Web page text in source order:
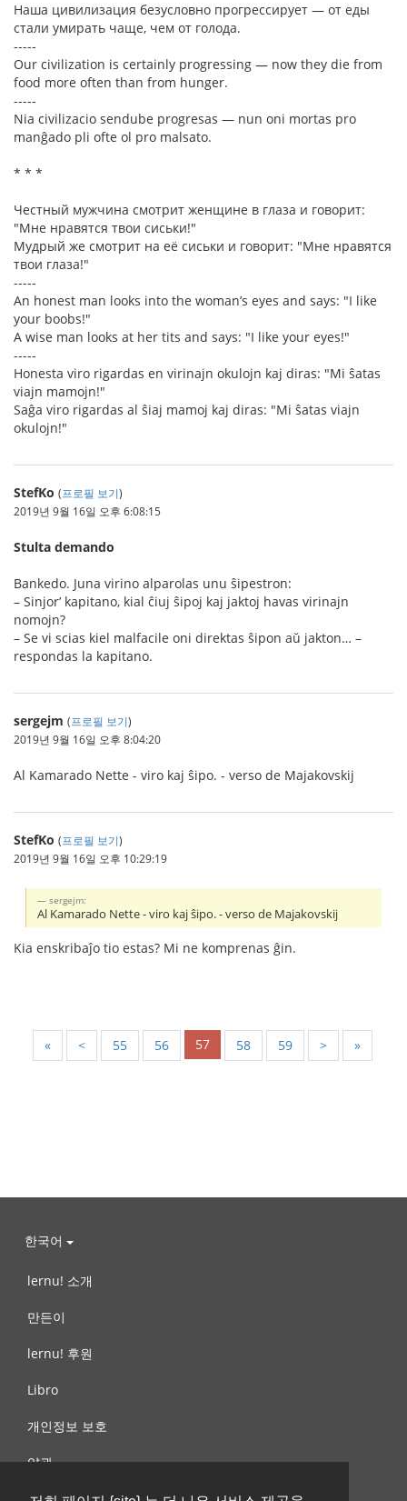
Наша цивилизация безусловно прогрессирует — от еды
стали умирать чаще, чем от голода.
-----
Our civilization is certainly progressing — now they die from
food more often than from hunger.
-----
Nia civilizacio sendube progresas — nun oni mortas pro
manĝado pli ofte ol pro malsato.
* * *
Честный мужчина смотрит женщине в глаза и говорит:
"Мне нравятся твои сиськи!"
Мудрый же смотрит на её сиськи и говорит: "Мне нравятся
твои глаза!"
-----
An honest man looks into the woman’s eyes and says: "I like
your boobs!"
A wise man looks at her tits and says: "I like your eyes!"
-----
Honesta viro rigardas en virinajn okulojn kaj diras: "Mi ŝatas
viajn mamojn!"
Saĝa viro rigardas al ŝiaj mamoj kaj diras: "Mi ŝatas viajn
okulojn!"
StefKo (프로필 보기)
2019년 9월 16일 오후 6:08:15
Stulta demando
Bankedo. Juna virino alparolas unu ŝipestron:
– Sinjor’ kapitano, kial ĉiuj ŝipoj kaj jaktoj havas virinajn
nomojn?
– Se vi scias kiel malfacile oni direktas ŝipon aŭ jakton… –
respondas la kapitano.
sergejm (프로필 보기)
2019년 9월 16일 오후 8:04:20
Al Kamarado Nette - viro kaj ŝipo. - verso de Majakovskij
StefKo (프로필 보기)
2019년 9월 16일 오후 10:29:19
sergejm:
Al Kamarado Nette - viro kaj ŝipo. - verso de Majakovskij
Kia enskribaĵo tio estas? Mi ne komprenas ĝin.
« < 55 56 57 58 59 > »
한국어
lernu! 소개
만든이
lernu! 후원
Libro
개인정보 보호
약관